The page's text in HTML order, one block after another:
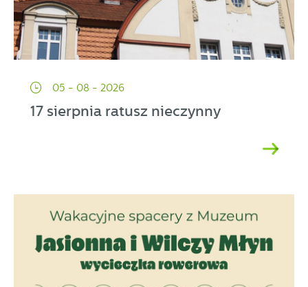
05 - 08 - 2026
17 sierpnia ratusz nieczynny